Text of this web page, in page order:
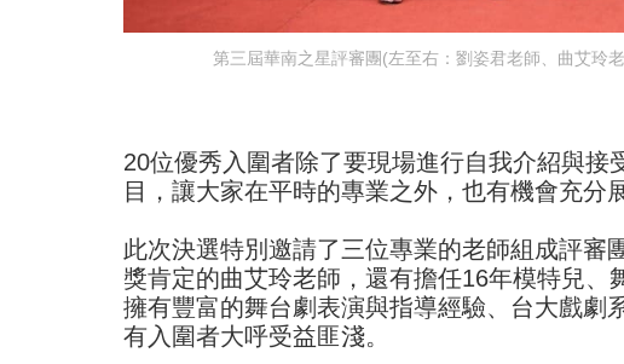
第三屆華南之星評審團(左至右：劉姿君老師、曲艾玲
20位優秀入圍者除了要現場進行自我介紹與
目，讓大家在平時的專業之外，也有機會充分
此次決選特別邀請了三位專業的老師組成評審
獎肯定的曲艾玲老師，還有擔任16年模特兒
擁有豐富的舞台劇表演與指導經驗、台大戲劇
有入圍者大呼受益匪淺。